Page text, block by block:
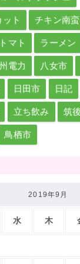
ト チキン南蛮
マト ラーメン
電力 八女市
日田市 日記
立ち飲み 筑
鳥栖市
2019年9月
水 木